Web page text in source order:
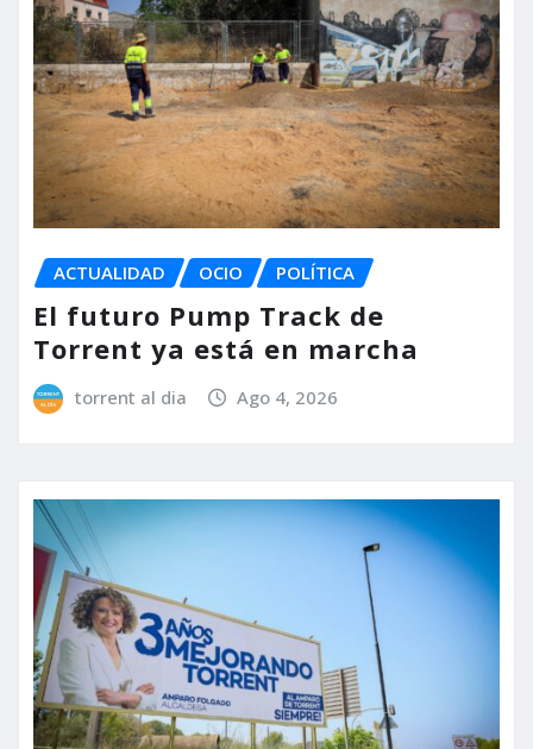
ACTUALIDAD OCIO POLÍTICA
El futuro Pump Track de
Torrent ya está en marcha
torrent al dia Ago 4, 2026